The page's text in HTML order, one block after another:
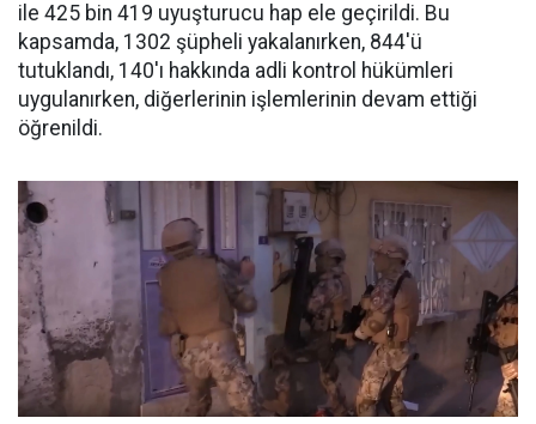
ile 425 bin 419 uyuşturucu hap ele geçirildi. Bu
kapsamda, 1302 şüpheli yakalanırken, 844'ü
tutuklandı, 140'ı hakkında adli kontrol hükümleri
uygulanırken, diğerlerinin işlemlerinin devam ettiği
öğrenildi.